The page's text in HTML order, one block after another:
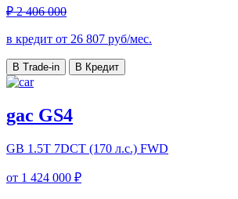
₽ 2 406 000
в кредит от 26 807 руб/мес.
В Trade-in В Кредит
gac GS4
GB 1.5T 7DCT (170 л.с.) FWD
от 1 424 000 ₽